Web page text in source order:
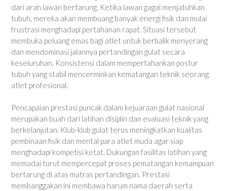
dari arah lawan bertarung. Ketika lawan gagal menjatuhkan
tubuh, mereka akan membuang banyak energi fisik dan mulai
frustrasi menghadapi pertahanan rapat. Situasi tersebut
membuka peluang emas bagi atlet untuk berbalik menyerang
dan mendominasi jalannya pertandingan gulat secara
keseluruhan. Konsistensi dalam mempertahankan postur
tubuh yang stabil mencerminkan kematangan teknik seorang
atlet profesional.
Pencapaian prestasi puncak dalam kejuaraan gulat nasional
merupakan buah dari latihan disiplin dan evaluasi teknik yang
berkelanjutan. Klub-klub gulat terus meningkatkan kualitas
pembinaan fisik dan mental para atlet muda agar siap
menghadapi kompetisi ketat. Dukungan fasilitas latihan yang
memadai turut mempercepat proses pematangan kemampuan
bertarung di atas matras pertandingan. Prestasi
membanggakan ini membawa harum nama daerah serta